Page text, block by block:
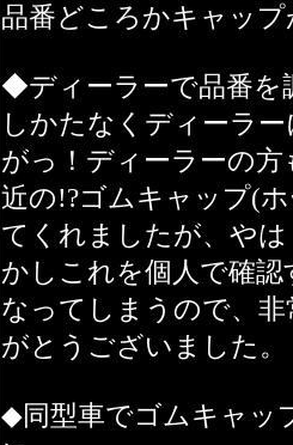
品番どころかキャッ
◆ディーラーで品番
しかたなくディーラ
がっ！ディーラーの
近の!?ゴムキャップ(
てくれましたが、や
かしこれを個人で確
なってしまうので、
がとうございました。
◆同型車でゴムキャッ